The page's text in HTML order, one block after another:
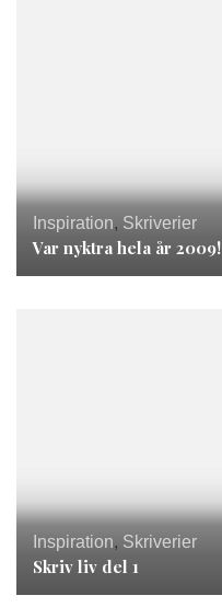
Inspiration, Skriverier
Var nyktra hela år 2009!
Inspiration, Skriverier
Skriv liv del 1